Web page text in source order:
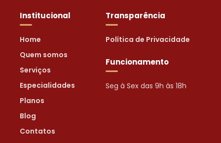
Institucional
Home
Quem somos
Serviços
Especialidades
Planos
Blog
Contatos
Transparência
Política de Privacidade
Funcionamento
Seg à Sex das 9h às 18h